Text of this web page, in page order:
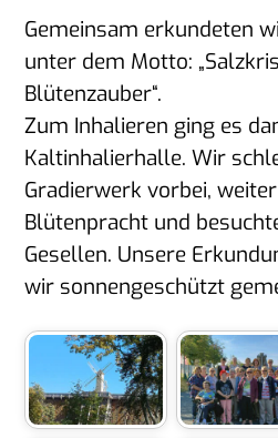
Gemeinsam erkundeten
unter dem Motto:
Blütenzauber“.
Zum Inhalieren ging es
Kaltinhalierhalle. Wir
Gradierwerk vorbei,
Blütenpracht und
Gesellen. Unsere
wir sonnengeschützt